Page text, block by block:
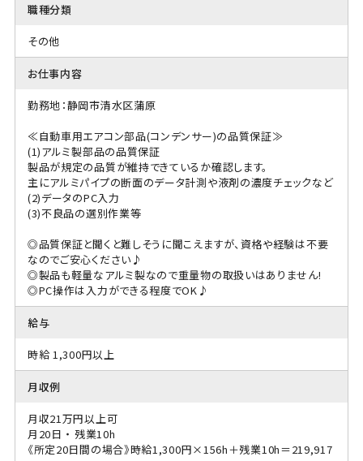
職種分類
その他
お仕事内容
勤務地：静岡市清水区蒲原
≪自動車用エアコン部品(コンデンサー)の品質保証≫
(1)アルミ製部品の品質保証
製品が規定の品質が維持できているか確認します。
主にアルミパイプの断面のデータ計測や液剤の濃度チェックなど
(2)データのPC入力
(3)不良品の選別作業等
◎品質保証と聞くと難しそうに聞こえますが、資格や経験は不要
なのでご安心ください♪
◎製品も軽量なアルミ製なので重量物の取扱いはありません!
◎PC操作は入力ができる程度でOK♪
給与
時給 1,300円以上
月収例
月収21万円以上可
月20日 ・ 残業10h
《所定20日間の場合》時給1,300円×156h＋残業10h＝219,917